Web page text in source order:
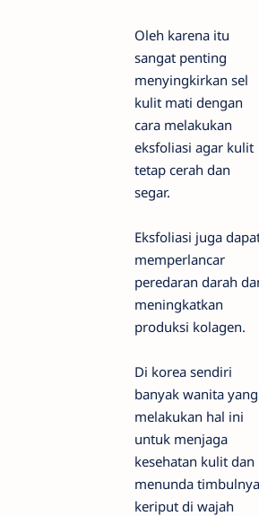
Oleh karena itu
sangat penting
menyingkirkan sel
kulit mati dengan
cara melakukan
eksfoliasi agar kulit
tetap cerah dan
segar.
Eksfoliasi juga
memperlancar
peredaran darah
meningkatkan
produksi kolagen.
Di korea sendiri
banyak wanita yang
melakukan hal ini
untuk menjaga
kesehatan kulit dan
menunda timbulnya
keriput di wajah